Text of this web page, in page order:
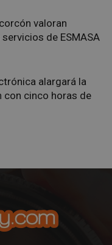
valoran
de ESMASA
alargará la
con cinco horas de
1 semana